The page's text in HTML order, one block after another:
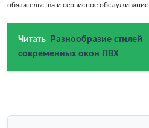
обязательства и сервисное
Читать
Разнообразие стилей
современных окон ПВХ